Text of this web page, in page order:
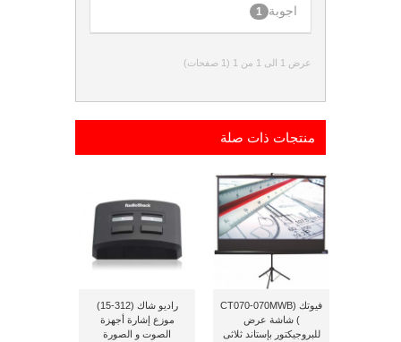
اجوبة 1
عرض 1 الى 1 من 1 (1 صفحات)
منتجات ذات صلة
فيوتك (CT070-070MWB
) شاشة عرض
للبروجيكتور بإستاند ثلاثى
راديو شاك (312-15)
موزع إشارة أجهزة
الصوت و الصورة